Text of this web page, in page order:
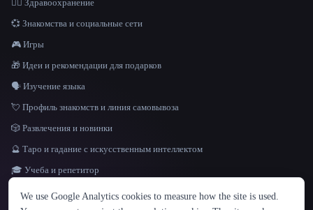
ЯЗЫК
English español Français Русский 简体中文
👩‍⚕️ Здравоохранение
💞 Знакомства и социальные сети
🎮 Игры
🎁 Идеи и рекомендации для подарков
🗣️ Изучение языка
💘 Профиль знакомств и линия самовывоза
🎲 Развлечения и новинки
🔮 Таро и гадание с искусственным интеллектом
🎓 Учеба и репетитор
We use Google Analytics cookies to measure how the site is used.